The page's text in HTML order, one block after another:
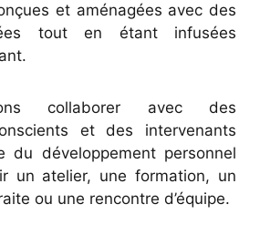
et aménagées avec des
tout en étant infusées
collaborer avec des
et des intervenants
du développement personnel
un atelier, une formation, un
ou une rencontre d’équipe.